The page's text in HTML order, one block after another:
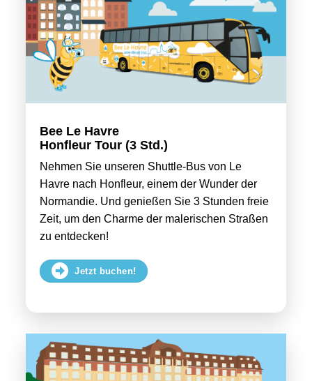
Bee Le Havre
Honfleur Tour (3 Std.)
Nehmen Sie unseren Shuttle-Bus von Le
Havre nach Honfleur, einem der Wunder der
Normandie. Und genießen Sie 3 Stunden freie
Zeit, um den Charme der malerischen Straßen
zu entdecken!
Jetzt buchen!